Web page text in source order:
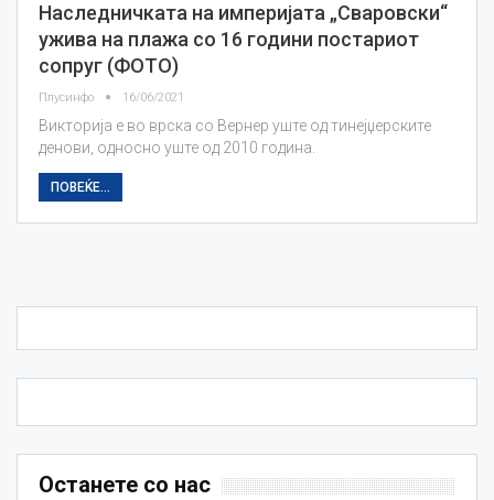
Наследничката на империјата „Сваровски“
ужива на плажа со 16 години постариот
сопруг (ФОТО)
Плусинфо 16/06/2021
Викторија е во врска со Вернер уште од тинејџерските
денови, односно уште од 2010 година.
ПОВЕЌЕ...
Останете со нас